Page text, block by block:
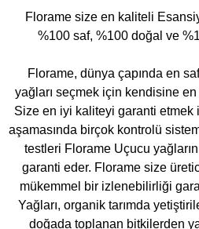
Florame size en kaliteli
%100 saf, %100 doğal ve
Florame, dünya çapında en
yağları seçmek için kendisine
Size en iyi kaliteyi garanti etmek
aşamasında birçok kontrolü
testleri Florame Uçucu
garanti eder. Florame size
mükemmel bir izlenebilirliği
Yağları, organik tarımda
doğada toplanan bitkilerden